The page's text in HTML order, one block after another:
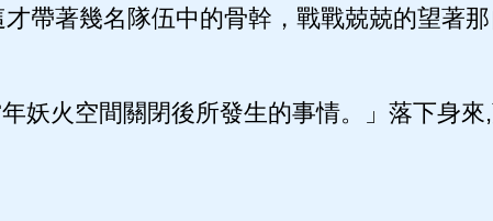
帶著幾名隊伍中的骨幹，戰戰兢兢的望著
妖火空間關閉後所發生的事情。」落下身來,